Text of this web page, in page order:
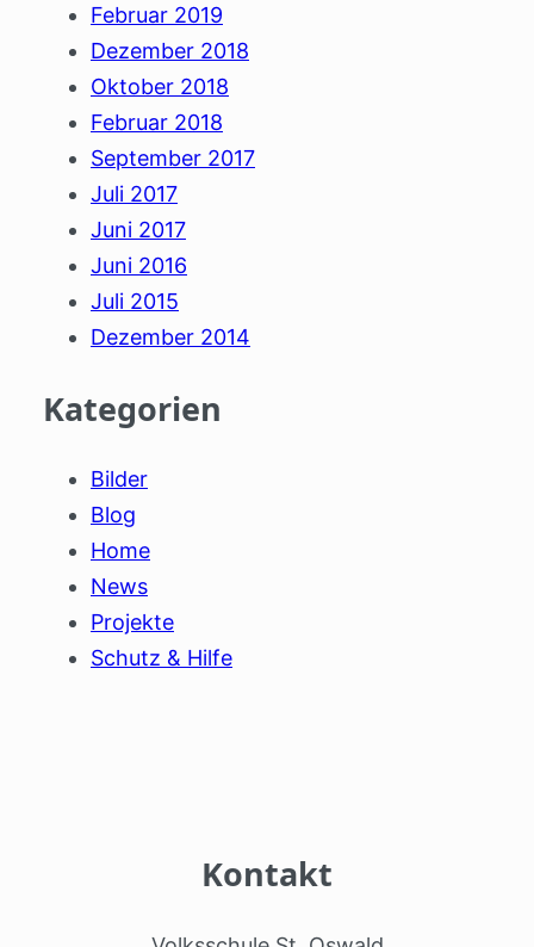
Februar 2019
Dezember 2018
Oktober 2018
Februar 2018
September 2017
Juli 2017
Juni 2017
Juni 2016
Juli 2015
Dezember 2014
Kategorien
Bilder
Blog
Home
News
Projekte
Schutz & Hilfe
Kontakt